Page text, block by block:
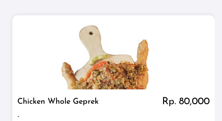
Chicken Whole Geprek Rp. 80,000
-